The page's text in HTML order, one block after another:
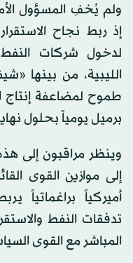
ولم يُخفِ المسؤول
إذ ربط نجاح
لدخول شركات النفط
الليبية، من بينها
برميل يومياً بحلول
وينظر مراقبون إلى هذه
إلى موازين القوى
أميركياً براغماتياً
تدفقات النفط
المباشر مع القوى